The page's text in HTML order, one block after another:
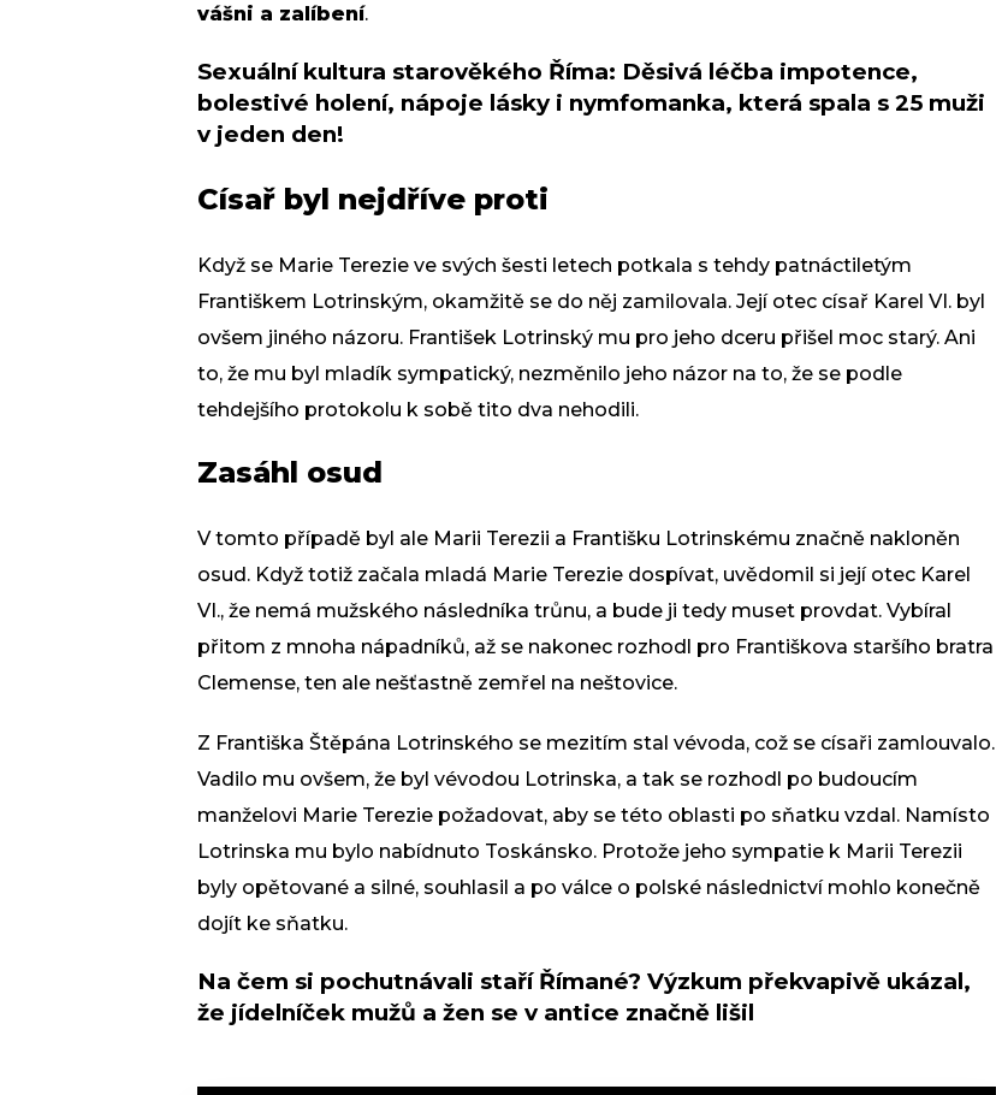
vášni a zalíbení.
Sexuální kultura starověkého Říma: Děsivá léčba impotence,
bolestivé holení, nápoje lásky i nymfomanka, která spala s 25 muži
v jeden den!
Císař byl nejdříve proti
Když se Marie Terezie ve svých šesti letech potkala s tehdy patnáctiletým
Františkem Lotrinským, okamžitě se do něj zamilovala. Její otec císař Karel VI. byl
ovšem jiného názoru. František Lotrinský mu pro jeho dceru přišel moc starý. Ani
to, že mu byl mladík sympatický, nezměnilo jeho názor na to, že se podle
tehdejšího protokolu k sobě tito dva nehodili.
Zasáhl osud
V tomto případě byl ale Marii Terezii a Františku Lotrinskému značně nakloněn
osud. Když totiž začala mladá Marie Terezie dospívat, uvědomil si její otec Karel
VI., že nemá mužského následníka trůnu, a bude ji tedy muset provdat. Vybíral
přitom z mnoha nápadníků, až se nakonec rozhodl pro Františkova staršího bratra
Clemense, ten ale nešťastně zemřel na neštovice.
Z Františka Štěpána Lotrinského se mezitím stal vévoda, což se císaři zamlouvalo.
Vadilo mu ovšem, že byl vévodou Lotrinska, a tak se rozhodl po budoucím
manželovi Marie Terezie požadovat, aby se této oblasti po sňatku vzdal. Namísto
Lotrinska mu bylo nabídnuto Toskánsko. Protože jeho sympatie k Marii Terezii
byly opětované a silné, souhlasil a po válce o polské následnictví mohlo konečně
dojít ke sňatku.
Na čem si pochutnávali staří Římané? Výzkum překvapivě ukázal,
že jídelníček mužů a žen se v antice značně lišil